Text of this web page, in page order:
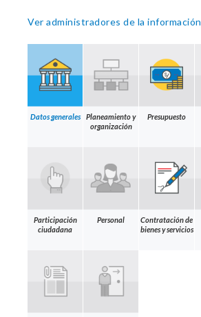
Ver administradores de la información
Datos generales
Planeamiento y
organización
Presupuesto
Participación
ciudadana
Personal
Contratación de
bienes y servicios